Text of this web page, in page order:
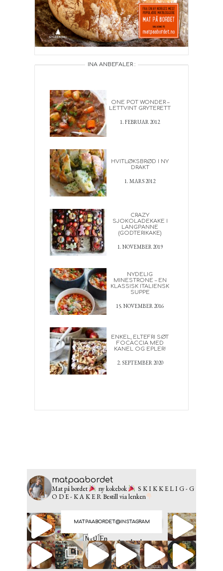
INA ANBEFALER :
ONE POT WONDER –
LETTVINT GRYTERETT
1. FEBRUAR 2012
HVITLØKSBRØD I NY
DRAKT
1. MARS 2012
CRAZY
SJOKOLADEKAKE I
LANGPANNE
(GODTERIKAKE)
1. NOVEMBER 2019
NYDELIG
MINESTRONE – EN
KLASSISK ITALIENSK
SUPPE
15. NOVEMBER 2016
ENKEL, ELTEFRI SØT
FOCACCIA MED
KANEL OG EPLER!
2. SEPTEMBER 2020
MATPAABORDET@INSTAGRAM
matpaabordet
Mat på bordet ny kokebok
S K I K K E L I G - G
O D E - K A K E RBestill via lenken